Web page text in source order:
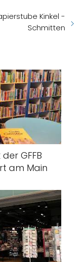
Kinkel -
Schmitten
GFFB
am Main